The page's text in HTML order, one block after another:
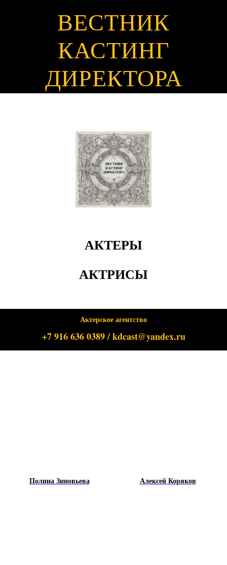
ВЕСТНИК
КАСТИНГ
ДИРЕКТОРА
АКТЕРЫ
АКТРИСЫ
Актерское агентство
+7 916 636 0389 / kdcast@yandex.ru
Полина Зиновьева Алексей Коряков